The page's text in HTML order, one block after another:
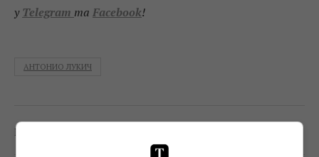
у Telegram та Facebook!
АНТОНИО ЛУКИЧ
Поділитись: